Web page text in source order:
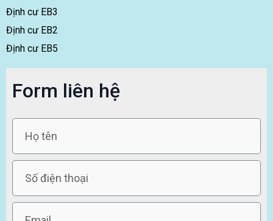
Định cư EB3
Định cư EB2
Định cư EB5
Form liên hệ